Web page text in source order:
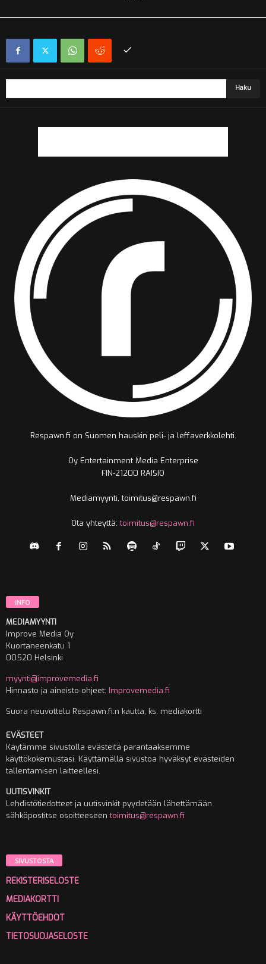
Respawn.fi on Suomen hauskin peli- ja leffaverkkolehti.
Oy Entertainment Media Enterprise
FIN-21200 RAISIO
Mediamyynti, toimitus@respawn.fi
Ota yhteyttä:toimitus@respawn.fi
INFO
MEDIAMYYNTI
Improve Media Oy
Kuortaneenkatu 1
00520 Helsinki
myynti@improvemedia.fi
Hinnasto ja aineisto-ohjeet: Improvemedia.fi
Suora neuvottelu Respawn.fi:n kautta, ks. mediakortti
EVÄSTEET
Käytämme sivustolla evästeitä parantaaksemme
käyttökokemustasi. Käyttämällä sivustoa hyväksyt evästeiden
tallentamisen laitteellesi.
UUTISVINKIT
Lehdistötiedotteet ja uutisvinkit pyydetään lähettämään
sähköpostitse osoitteeseentoimitus@respawn.fi
SIVUSTOSTA
REKISTERISELOSTE
MEDIAKORTTI
KÄYTTÖEHDOT
TIETOSUOJASELOSTE